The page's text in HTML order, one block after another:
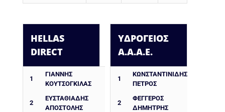
HELLAS
DIRECT
1
ΓΙΑΝΝΗΣ
ΚΟΥΤΣΟΓΚΙΛΑΣ
2
ΕΥΣΤΑΘΙΑΔΗΣ
ΑΠΟΣΤΟΛΗΣ
ΥΔΡΟΓΕΙΟΣ
Α.Α.Α.Ε.
1
ΚΩΝΣΤΑΝΤΙΝΊΔΗΣ
ΠΈΤΡΟΣ
2
ΦΕΓΓΕΡΌΣ
ΔΗΜΉΤΡΗΣ